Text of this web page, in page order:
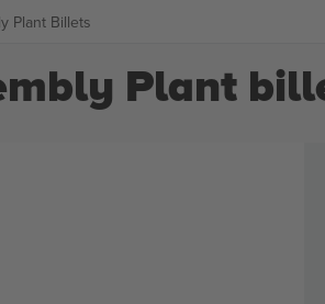
Plant Billets
Plant